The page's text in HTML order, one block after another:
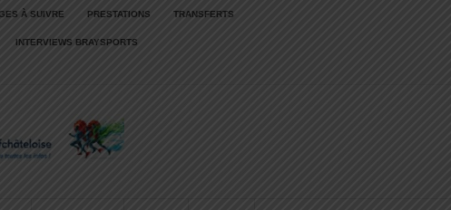
À SUIVRE PRESTATIONS TRANSFERTS
INTERVIEWS BRAYSPORTS